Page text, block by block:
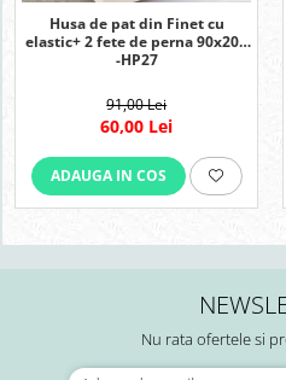
Husa de pat din Finet cu
elastic+ 2 fete de perna 90x200
-HP27
91,00 Lei
60,00 Lei
ADAUGA IN COS
Nu rata ofertele si